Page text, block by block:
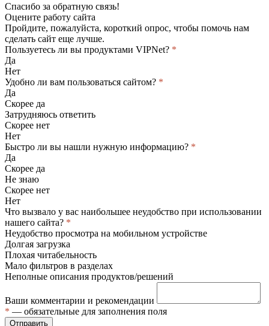
Спасибо за обратную связь!
Оцените работу сайта
Пройдите, пожалуйста, короткий опрос, чтобы помочь нам
сделать сайт еще лучше.
Пользуетесь ли вы продуктами VIPNet? *
Да
Нет
Удобно ли вам пользоваться сайтом? *
Да
Скорее да
Затрудняюсь ответить
Скорее нет
Нет
Быстро ли вы нашли нужную информацию? *
Да
Скорее да
Не знаю
Скорее нет
Нет
Что вызвало у вас наибольшее неудобство при использовании
нашего сайта? *
Неудобство просмотра на мобильном устройстве
Долгая загрузка
Плохая читабельность
Мало фильтров в разделах
Неполные описания продуктов/решений
Ваши комментарии и рекомендации
* — обязательные для заполнения поля
Отправить